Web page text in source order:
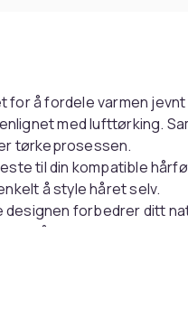
for å fordele varmen
med lufttørking.
tørkeprosessen.
til din kompatible
å style håret selv.
designen forbedrer ditt
krøller i